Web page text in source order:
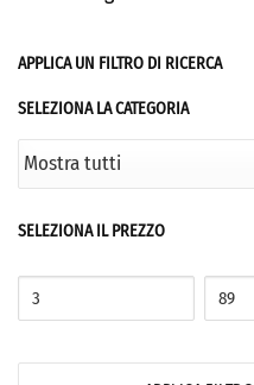
APPLICA UN FILTRO DI RICERCA
SELEZIONA LA CATEGORIA
SELEZIONA IL PREZZO